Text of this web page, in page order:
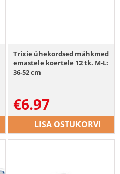
Trixie ühekordsed mähkmed
emastele koertele 12 tk. M-L:
36-52 cm
€6.97
LISA OSTUKORVI